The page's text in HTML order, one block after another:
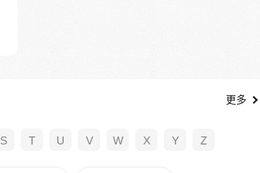
更多
S T U V W X Y Z